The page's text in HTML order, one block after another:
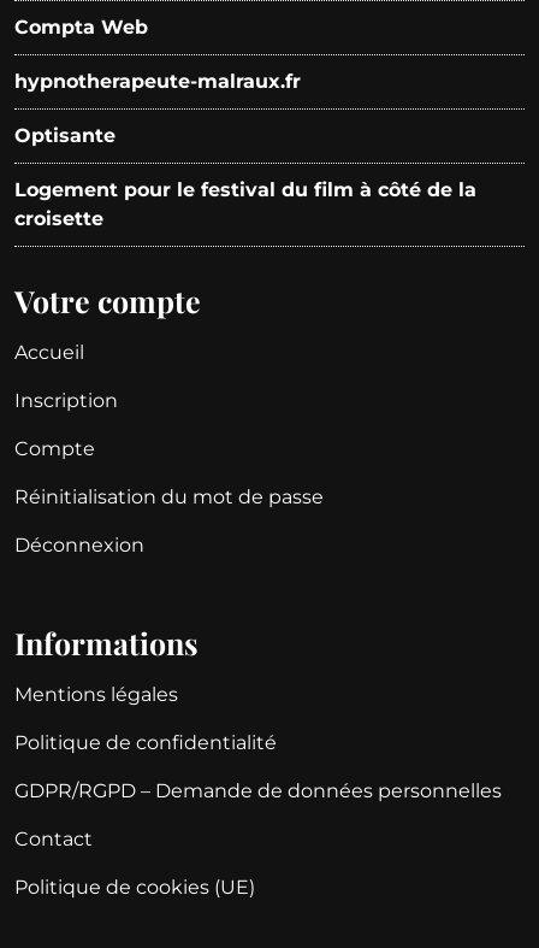
Compta Web
hypnotherapeute-malraux.fr
Optisante
Logement pour le festival du film à côté de la
croisette
Votre compte
Accueil
Inscription
Compte
Réinitialisation du mot de passe
Déconnexion
Informations
Mentions légales
Politique de confidentialité
GDPR/RGPD – Demande de données personnelles
Contact
Politique de cookies (UE)